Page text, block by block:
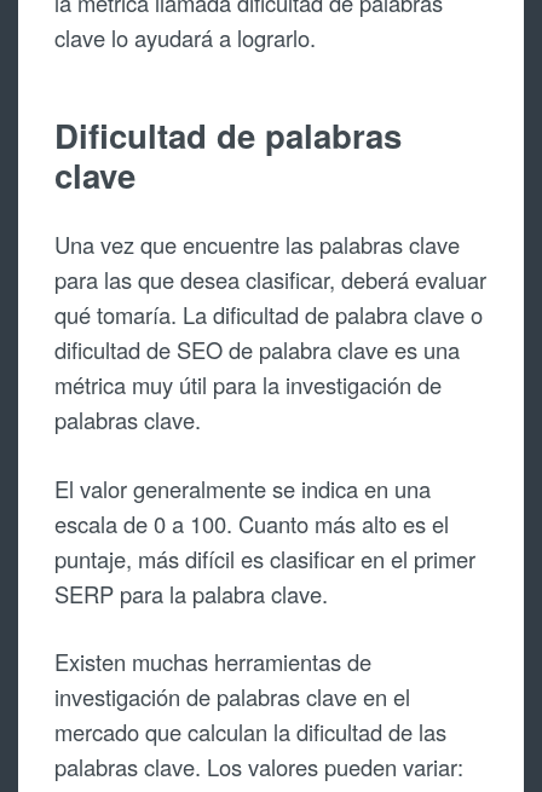
clave lo ayudará a lograrlo.
Dificultad de palabras
clave
Una vez que encuentre las palabras clave
para las que desea clasificar, deberá evaluar
qué tomaría. La dificultad de palabra clave o
dificultad de SEO de palabra clave es una
métrica muy útil para la investigación de
palabras clave.
El valor generalmente se indica en una
escala de 0 a 100. Cuanto más alto es el
puntaje, más difícil es clasificar en el primer
SERP para la palabra clave.
Existen muchas herramientas de
investigación de palabras clave en el
mercado que calculan la dificultad de las
palabras clave. Los valores pueden variar: